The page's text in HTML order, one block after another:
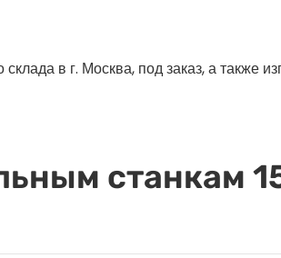
в г. Москва, под заказ, а также
станкам